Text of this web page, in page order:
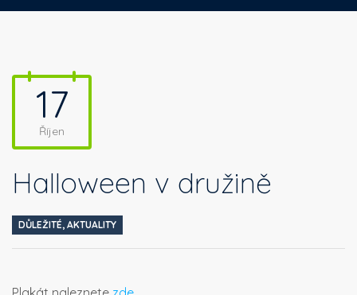
17
Říjen
Halloween v družině
DŮLEŽITÉ, AKTUALITY